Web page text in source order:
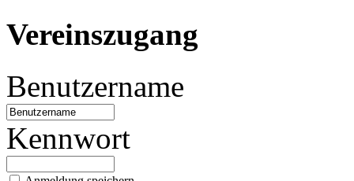
Vereinszugang
Benutzername
Kennwort